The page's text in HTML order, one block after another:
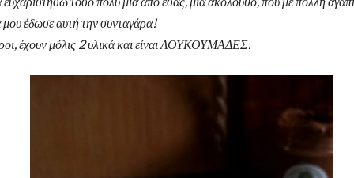
μου έδωσε αυτή την συνταγάρα!
έχουν μόλις 2 υλικά και είναι ΛΟΥΚΟΥΜΑΔΕΣ.